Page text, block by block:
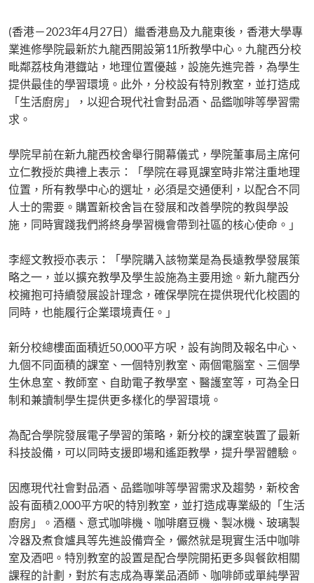
(香港－2023年4月27日）繼香港島及九龍東後，香港大學專
業進修學院最新於九龍西開設第11所教學中心。九龍西分校
毗鄰荔枝角港鐡站，地理位置優越，設施先進完善，為學生
提供最佳的學習環境。此外，分校設有特別教室，並打造成
「生活廚房」，以迎合現代社會對品酒、品鑑咖啡等學習需
求。
學院早前在新九龍西校舍舉行開幕儀式，學院董事局主席何
立仁教授於典禮上表示：「學院在尋覓課室時非常注重地理
位置，所有教學中心的選址，必須是交通便利，以配合不同
人士的需要。購置新校舍旨在發展和改善學院的教與學設
施，同時實踐我們將終身學習機會帶到社區的核心使命。」
李經文教授亦表示：「學院購入該物業是為長遠教學發展策
略之一，並以擴充教學及學生設施為主要用途。新九龍西分
校擁抱可持續發展設計理念，確保學院在提供現代化校園的
同時，也能履行企業環境責任。」
新分校總樓面面積近50,000平方呎，設有詢問及報名中心、
九個不同面積的課室、一個特別教室、兩個電腦室、三個學
生休息室、教師室、自助電子教學室、醫護室等，可為全日
制和兼讀制學生提供更多樣化的學習環境。
為配合學院發展電子學習的策略，新分校的課室裝置了最新
科技設備，可以同時支援即場和遙距教學，提升學習體驗。
因應現代社會對品酒、品鑑咖啡等學習需求及趨勢，新校舍
設有面積2,000平方呎的特別教室，並打造成專業級的「生活
廚房」。酒櫃、意式咖啡機、咖啡磨豆機、製冰機、玻璃製
冷器及煮食爐具等先進設備齊全，儼然就是現實生活中咖啡
室及酒吧。特別教室的設置是配合學院開拓更多與餐飲相關
課程的計劃，對於有志成為專業品酒師、咖啡師或單純學習